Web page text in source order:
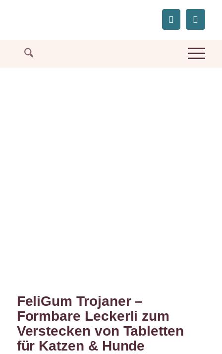
FeliGum Trojaner –
Formbare Leckerli zum
Verstecken von Tabletten
für Katzen & Hunde